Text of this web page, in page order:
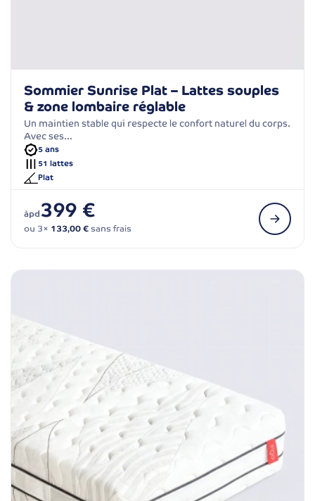
Sommier Sunrise Plat – Lattes souples
& zone lombaire réglable
Un maintien stable qui respecte le confort naturel du corps.
Avec ses…
5 ans
51 lattes
Plat
àpd399 €
ou 3× 133,00 €sans frais